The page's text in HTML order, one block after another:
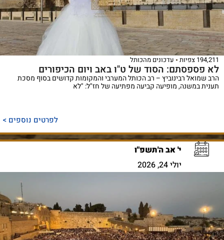
194,211 צפיות עדכונים מהכותל
לא פספסתם: הסוד של ט"ו באב ויום הכיפורים
הרב שמואל רבינוביץ – רב הכותל המערבי והמקומות קדושים בסוף מסכת
תענית במשנה, מופיעה קביעה מפתיעה של חז"ל: "לא
לפרטים נוספים >
י' אב ה'תשפ"ו
יולי 24, 2026